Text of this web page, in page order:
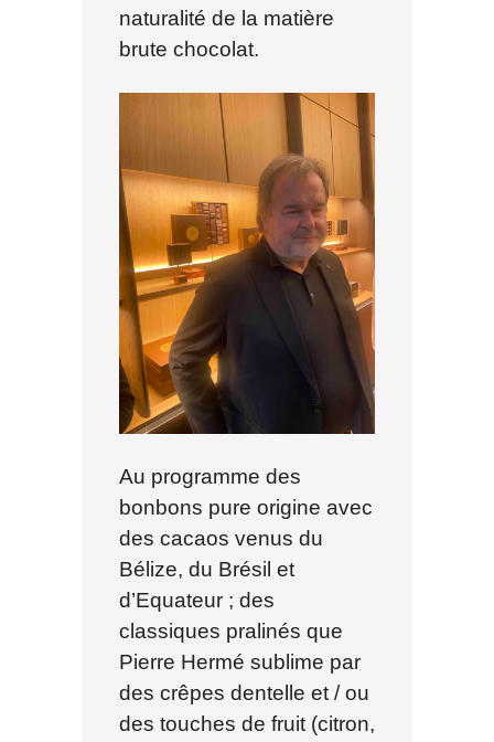
naturalité de la matière
brute chocolat.
Au programme des
bonbons pure origine avec
des cacaos venus du
Bélize, du Brésil et
d’Equateur ; des
classiques pralinés que
Pierre Hermé sublime par
des crêpes dentelle et / ou
des touches de fruit (citron,